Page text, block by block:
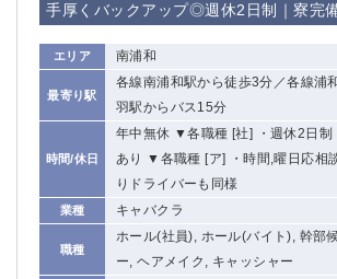
手厚くバックアップ◎週休2日制｜寮完
エリア 南浦和
最寄り駅
各線南浦和駅から徒歩3分／各線浦
羽駅からバス15分
時間/休日
年中無休 ▼各職種 [社] ・週休2日制
あり ▼各職種 [ア] ・時間,曜日応相
りドライバーも同様
業種 キャバクラ
職種
ホール(社員), ホール(バイト), 幹部
ー, ヘアメイク, キャッシャー